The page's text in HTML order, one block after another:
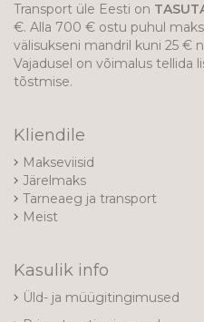
Transport üle Eesti on
€. Alla 700 € ostu puhul
välisukseni mandril kuni 25 €
Vajadusel on võimalus tellida
tõstmise.
Kliendile
Makseviisid
Järelmaks
Tarneaeg ja transport
Meist
Kasulik info
Üld- ja müügitingimused